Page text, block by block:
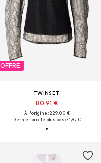
OFFRE
TWINSET
80,91 €
À l'origine : 229,00 €
Dernier prix le plus bas :71,92 €